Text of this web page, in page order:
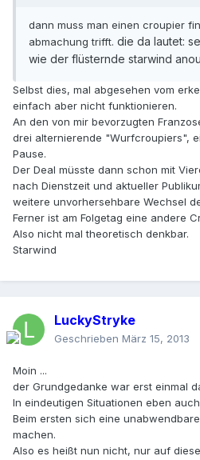
dann muss man einen croupier
abmachung trifft. die da lautet:
wie der flüsternde starwind
Selbst dies, mal abgesehen vom
einfach aber nicht funktionieren.
An den von mir bevorzugten
drei alternierende "Wurfcroupiers",
Pause.
Der Deal müsste dann schon mit
nach Dienstzeit und aktueller
weitere unvorhersehbare Wechsel
Ferner ist am Folgetag eine andere
Also nicht mal theoretisch denkbar.
Starwind
LuckyStryke
Geschrieben März 15, 2013
Moin ...
der Grundgedanke war erst einmal
In eindeutigen Situationen eben
Beim ersten sich eine
machen.
Also es heißt nun nicht, nur auf